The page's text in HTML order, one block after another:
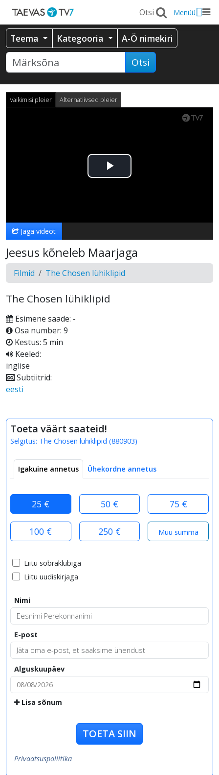
Menüü
Teema Kategooria A-Ö nimekiri
Otsi
Vaikimisi pleier Alternatiivsed pleier
Esita
Jaga videot
Jeesus kõneleb Maarjaga
Filmid The Chosen lühiklipid
The Chosen lühiklipid
Esimene saade: -
Osa number: 9
Kestus: 5 min
Keeled:
inglise
Subtiitrid:
eesti
Toeta väärt saateid!
Selgitus: The Chosen lühiklipid (880903)
Igakuine annetus Ühekordne annetus
25 € 50 € 75 €
100 € 250 €
Liitu sõbraklubiga
Liitu uudiskirjaga
Nimi
E-post
Alguskuupäev
Lisa sõnum
TOETA SIIN
Privaatsuspoliitika